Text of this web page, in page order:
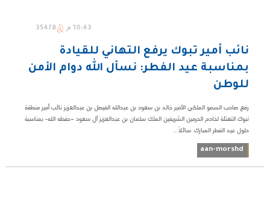
10:43 م 35478
نائب أمير تبوك يرفع التهاني للقيادة
بمناسبة عيد الفطر: نسأل الله دوام الأمن
للوطن
رفع صاحب السمو الملكي الأمير خالد بن سعود بن عبدالله الفيصل بن عبدالعزيز نائب أمير منطقة
تبوك التهنئة لخادم الحرمين الشريفين الملك سلمان بن عبدالعزيز آل سعود –حفظه الله- بمناسبة
حلول عيد الفطر المبارك. سائلاً ...
aan-morshd